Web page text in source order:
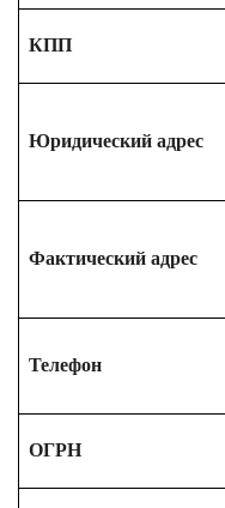
КПП
Юридический адрес
Фактический адрес
Телефон
ОГРН